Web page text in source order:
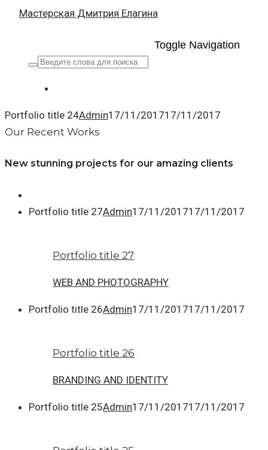
Мастерская Дмитрия Елагина
Toggle Navigation
Portfolio title 24Admin17/11/201717/11/2017
Our Recent Works
New stunning projects for our amazing clients
Portfolio title 27Admin17/11/201717/11/2017
Portfolio title 27
WEB AND PHOTOGRAPHY
Portfolio title 26Admin17/11/201717/11/2017
Portfolio title 26
BRANDING AND IDENTITY
Portfolio title 25Admin17/11/201717/11/2017